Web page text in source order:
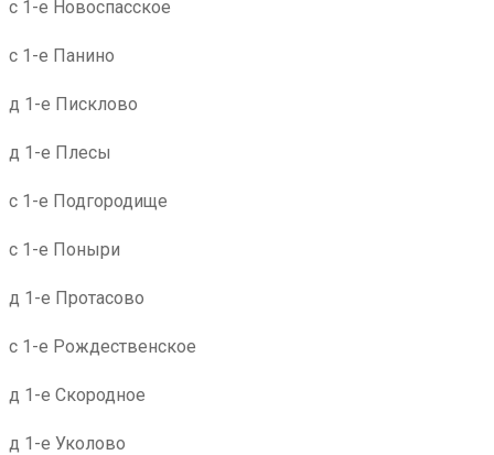
с 1-е Новоспасское
с 1-е Панино
д 1-е Писклово
д 1-е Плесы
с 1-е Подгородище
с 1-е Поныри
д 1-е Протасово
с 1-е Рождественское
д 1-е Скородное
д 1-е Уколово